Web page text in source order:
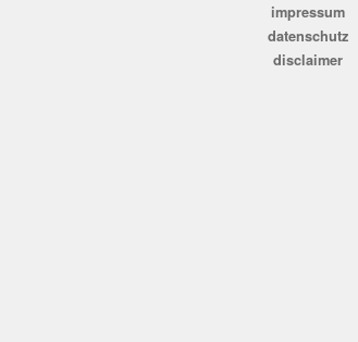
impressum
datenschutz
disclaimer